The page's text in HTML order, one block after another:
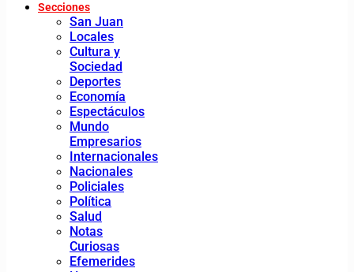
Secciones
San Juan
Locales
Cultura y
Sociedad
Deportes
Economía
Espectáculos
Mundo
Empresarios
Internacionales
Nacionales
Policiales
Política
Salud
Notas
Curiosas
Efemerides